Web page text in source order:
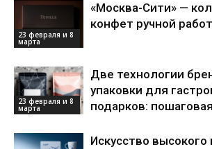
23 февраля и 8
марта
«Москва-Сити» —
конфет ручной
23 февраля и 8
марта
Две технологии
упаковки для
подарков:
Искусство высокого